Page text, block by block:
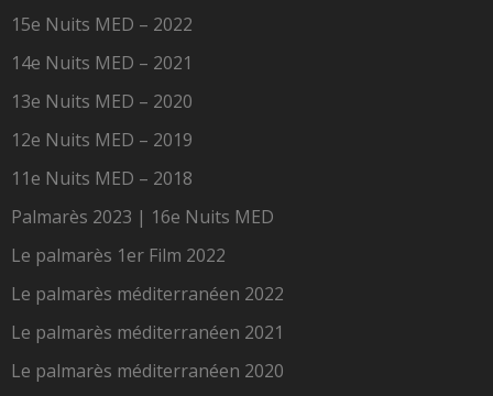
15e Nuits MED – 2022
14e Nuits MED – 2021
13e Nuits MED – 2020
12e Nuits MED – 2019
11e Nuits MED – 2018
Palmarès 2023 | 16e Nuits MED
Le palmarès 1er Film 2022
Le palmarès méditerranéen 2022
Le palmarès méditerranéen 2021
Le palmarès méditerranéen 2020